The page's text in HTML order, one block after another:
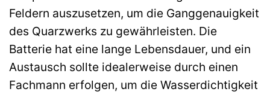
Feldern auszusetzen, um die Ganggenauigkeit
des Quarzwerks zu gewährleisten. Die
Batterie hat eine lange Lebensdauer, und ein
Austausch sollte idealerweise durch einen
Fachmann erfolgen, um die Wasserdichtigkeit